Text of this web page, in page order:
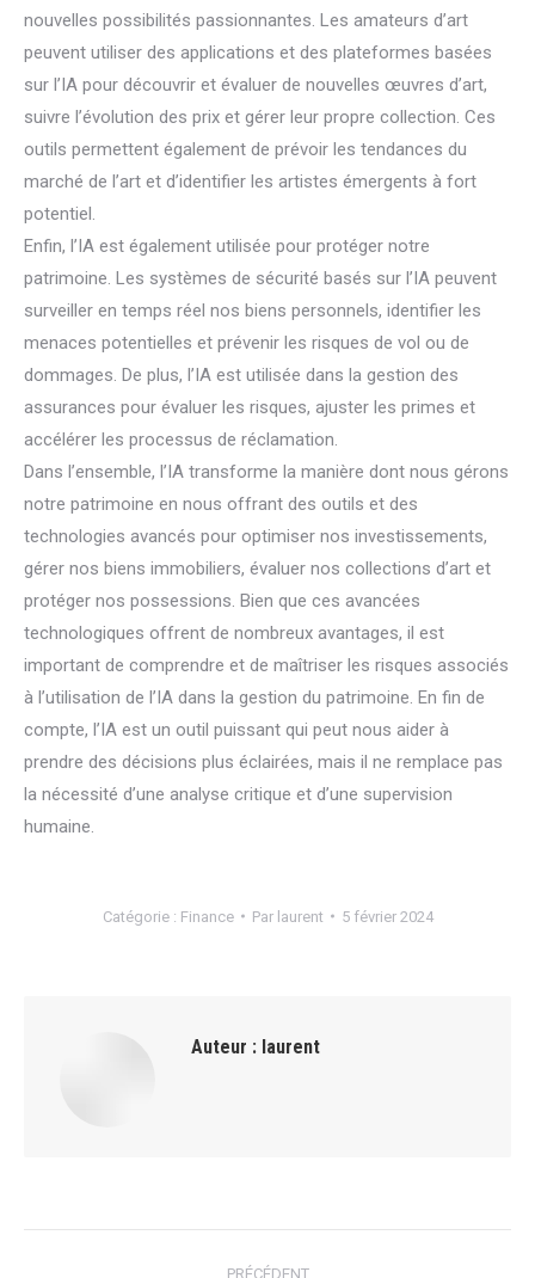
nouvelles possibilités passionnantes. Les amateurs d’art
peuvent utiliser des applications et des plateformes basées
sur l’IA pour découvrir et évaluer de nouvelles œuvres d’art,
suivre l’évolution des prix et gérer leur propre collection. Ces
outils permettent également de prévoir les tendances du
marché de l’art et d’identifier les artistes émergents à fort
potentiel.
Enfin, l’IA est également utilisée pour protéger notre
patrimoine. Les systèmes de sécurité basés sur l’IA peuvent
surveiller en temps réel nos biens personnels, identifier les
menaces potentielles et prévenir les risques de vol ou de
dommages. De plus, l’IA est utilisée dans la gestion des
assurances pour évaluer les risques, ajuster les primes et
accélérer les processus de réclamation.
Dans l’ensemble, l’IA transforme la manière dont nous gérons
notre patrimoine en nous offrant des outils et des
technologies avancés pour optimiser nos investissements,
gérer nos biens immobiliers, évaluer nos collections d’art et
protéger nos possessions. Bien que ces avancées
technologiques offrent de nombreux avantages, il est
important de comprendre et de maîtriser les risques associés
à l’utilisation de l’IA dans la gestion du patrimoine. En fin de
compte, l’IA est un outil puissant qui peut nous aider à
prendre des décisions plus éclairées, mais il ne remplace pas
la nécessité d’une analyse critique et d’une supervision
humaine.
Catégorie : Finance Par laurent 5 février 2024
Auteur : laurent
PRÉCÉDENT